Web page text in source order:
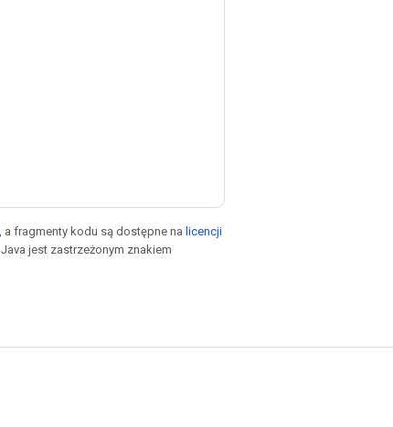
, a fragmenty kodu są dostępne na licencji
. Java jest zastrzeżonym znakiem